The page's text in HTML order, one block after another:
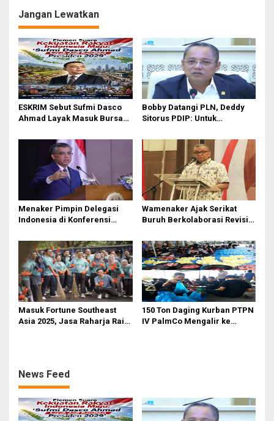
Jangan Lewatkan
ESKRIM Sebut Sufmi Dasco
Ahmad Layak Masuk Bursa
Bobby Datangi PLN, Deddy
Sitorus PDIP: Untuk
Gubernurnya Gak Paham?
Menaker Pimpin Delegasi
Indonesia di Konferensi
ke-114
Wamenaker Ajak Serikat
Buruh Berkolaborasi Revisi
Regulasi K3
Masuk Fortune Southeast
Asia 2025, Jasa Raharja Raih
150 Ton Daging Kurban PTPN
IV PalmCo Mengalir ke
News Feed